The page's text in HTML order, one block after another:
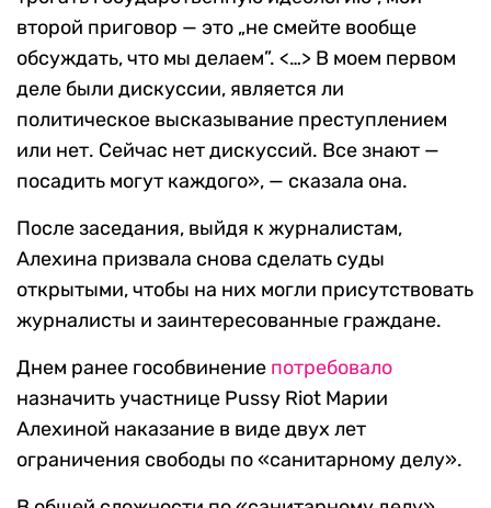
второй приговор — это „не смейте вообще
обсуждать, что мы делаем”. <…> В моем первом
деле были дискуссии, является ли
политическое высказывание преступлением
или нет. Сейчас нет дискуссий. Все знают —
посадить могут каждого», — сказала она.
После заседания, выйдя к журналистам,
Алехина призвала снова сделать суды
открытыми, чтобы на них могли присутствовать
журналисты и заинтересованные граждане.
Днем ранее гособвинение потребовало
назначить участнице Pussy Riot Марии
Алехиной наказание в виде двух лет
ограничения свободы по «санитарному делу».